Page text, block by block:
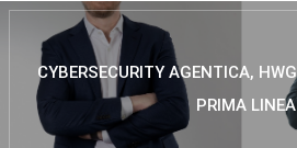
CYBERSECURITY AGENTICA,
PRIMA LINEA